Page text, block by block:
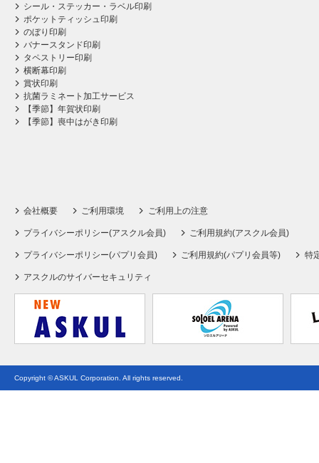
シール・ステッカー・ラベル印刷
ポケットティッシュ印刷
のぼり印刷
バナースタンド印刷
タペストリー印刷
横断幕印刷
賞状印刷
抗菌ラミネート加工サービス
【季節】年賀状印刷
【季節】喪中はがき印刷
会社概要 ご利用環境 ご利用上の注意
プライバシーポリシー(アスクル会員) ご利用規約(アスクル会員)
プライバシーポリシー(パプリ会員) ご利用規約(パプリ会員等) 特
アスクルのサイバーセキュリティ
Copyright © ASKUL Corporation. All rights reserved.